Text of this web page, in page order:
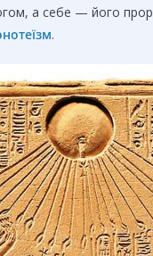
а себе — його
.